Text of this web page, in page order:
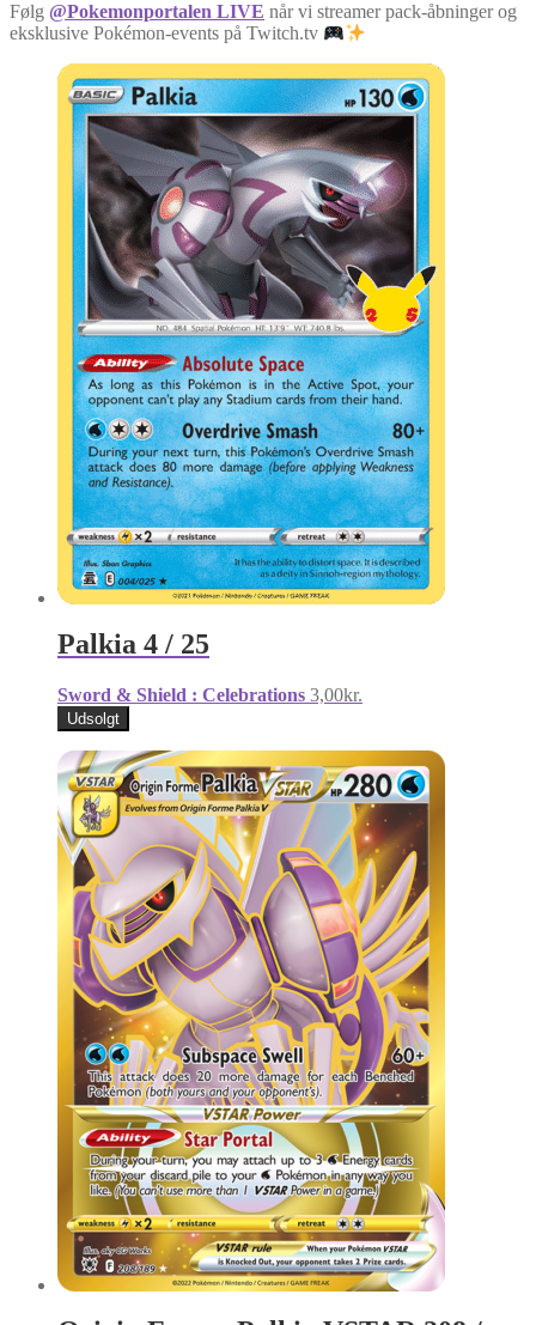
Følg @Pokemonportalen LIVE når vi streamer pack-åbninger og
eksklusive Pokémon-events på Twitch.tv
Palkia 4 / 25
Sword & Shield : Celebrations 3,00kr.
Udsolgt